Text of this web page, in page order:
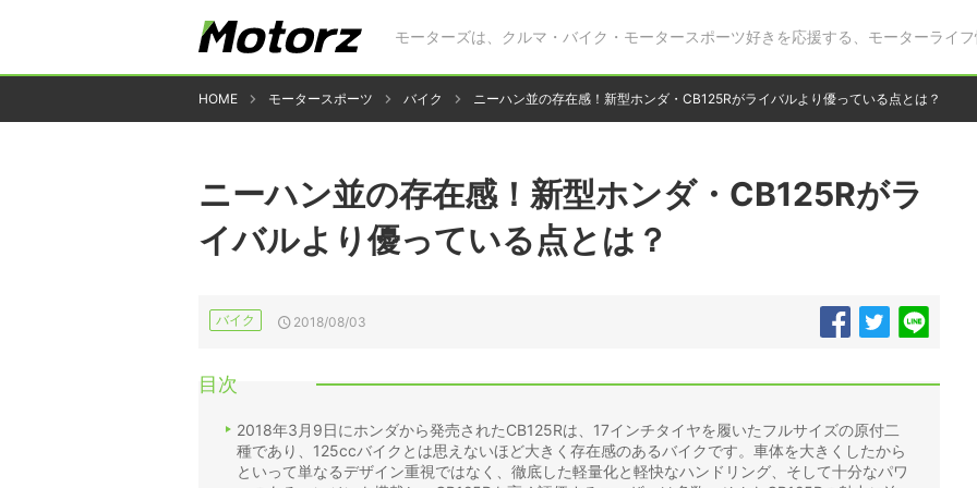
モーターズは、クルマ・バイク・モータースポーツ好きを応援する、モーターライフ
HOME モータースポーツ バイク ニーハン並の存在感！新型ホンダ・CB125Rがライバルより優っている点とは？
ニーハン並の存在感！新型ホンダ・CB125Rがラ
イバルより優っている点とは？
バイク 2018/08/03
目次
2018年3月9日にホンダから発売されたCB125Rは、17インチタイヤを履いたフルサイズの原付二
種であり、125ccバイクとは思えないほど大きく存在感のあるバイクです。車体を大きくしたから
といって単なるデザイン重視ではなく、徹底した軽量化と軽快なハンドリング、そして十分なパワ